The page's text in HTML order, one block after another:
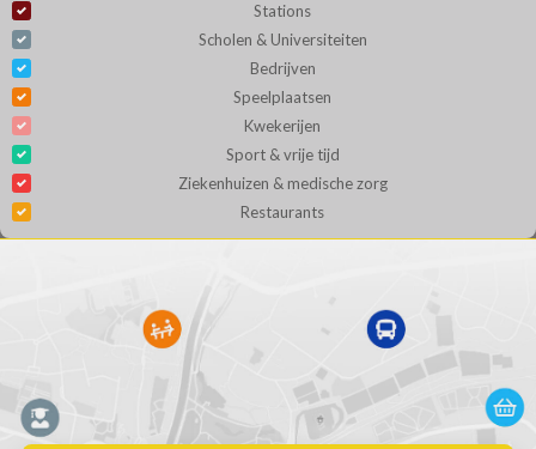
Stations
Scholen & Universiteiten
Bedrijven
Speelplaatsen
Kwekerijen
Sport & vrije tijd
Ziekenhuizen & medische zorg
Restaurants